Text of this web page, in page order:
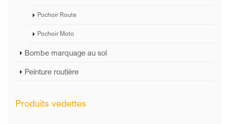
Pochoir Route
Pochoir Moto
Bombe marquage au sol
Peinture routière
Produits vedettes